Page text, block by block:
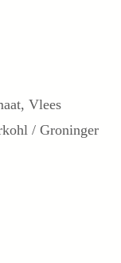
, Vlees
/ Groninger